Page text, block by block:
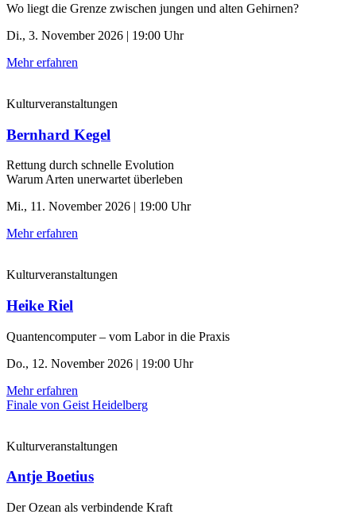
Wo liegt die Grenze zwischen jungen und alten Gehirnen?
Di., 3. November 2026 | 19:00 Uhr
Mehr erfahren
Kulturveranstaltungen
Bernhard Kegel
Rettung durch schnelle ­Evolution
Warum Arten unerwartet überleben
Mi., 11. November 2026 | 19:00 Uhr
Mehr erfahren
Kulturveranstaltungen
Heike Riel
Quantencomputer – vom Labor in die Praxis
Do., 12. November 2026 | 19:00 Uhr
Mehr erfahren
Finale von Geist Heidelberg
Kulturveranstaltungen
Antje Boetius
Der Ozean als verbindende Kraft